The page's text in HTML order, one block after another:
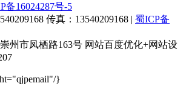
备16024287号-5
传真：13540209168 | 蜀ICP备
州市凤栖路163号 网站百度优化+网站设
}